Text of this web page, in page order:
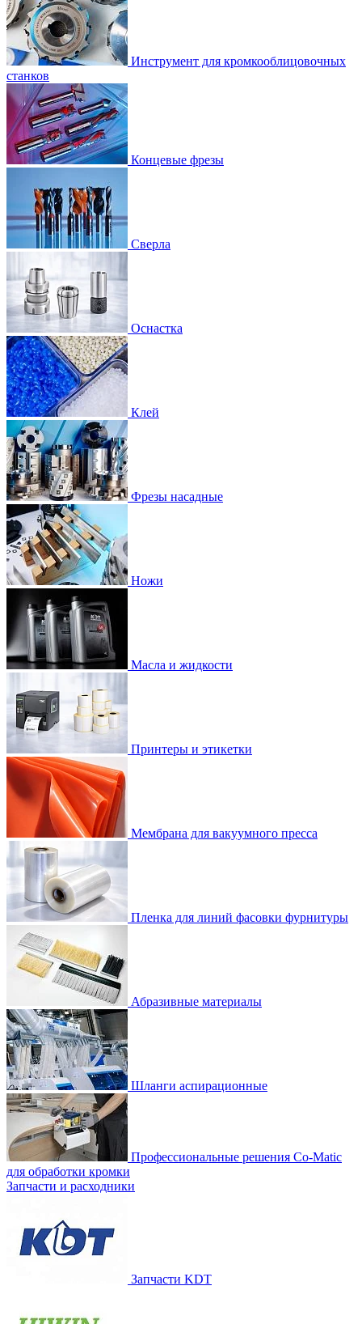
Инструмент для кромкооблицовочных
станков
Концевые фрезы
Сверла
Оснастка
Клей
Фрезы насадные
Ножи
Масла и жидкости
Принтеры и этикетки
Мембрана для вакуумного пресса
Пленка для линий фасовки фурнитуры
Абразивные материалы
Шланги аспирационные
Профессиональные решения Co-Matic
для обработки кромки
Запчасти и расходники
Запчасти KDT